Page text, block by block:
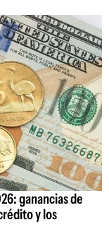
ganancias de
y los